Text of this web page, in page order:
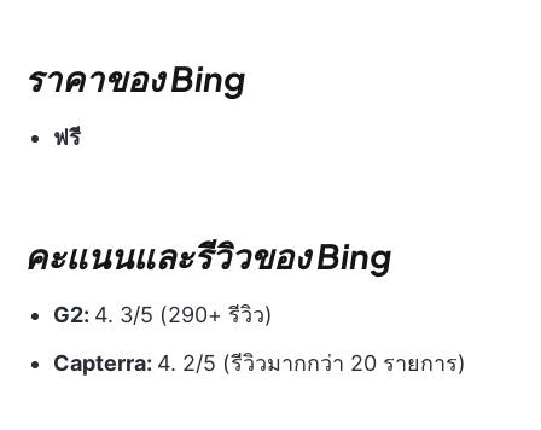
ราคาของ Bing
ฟรี
คะแนนและรีวิวของ Bing
G2: 4. 3/5 (290+ รีวิว)
Capterra: 4. 2/5 (รีวิวมากกว่า 20 รายการ)